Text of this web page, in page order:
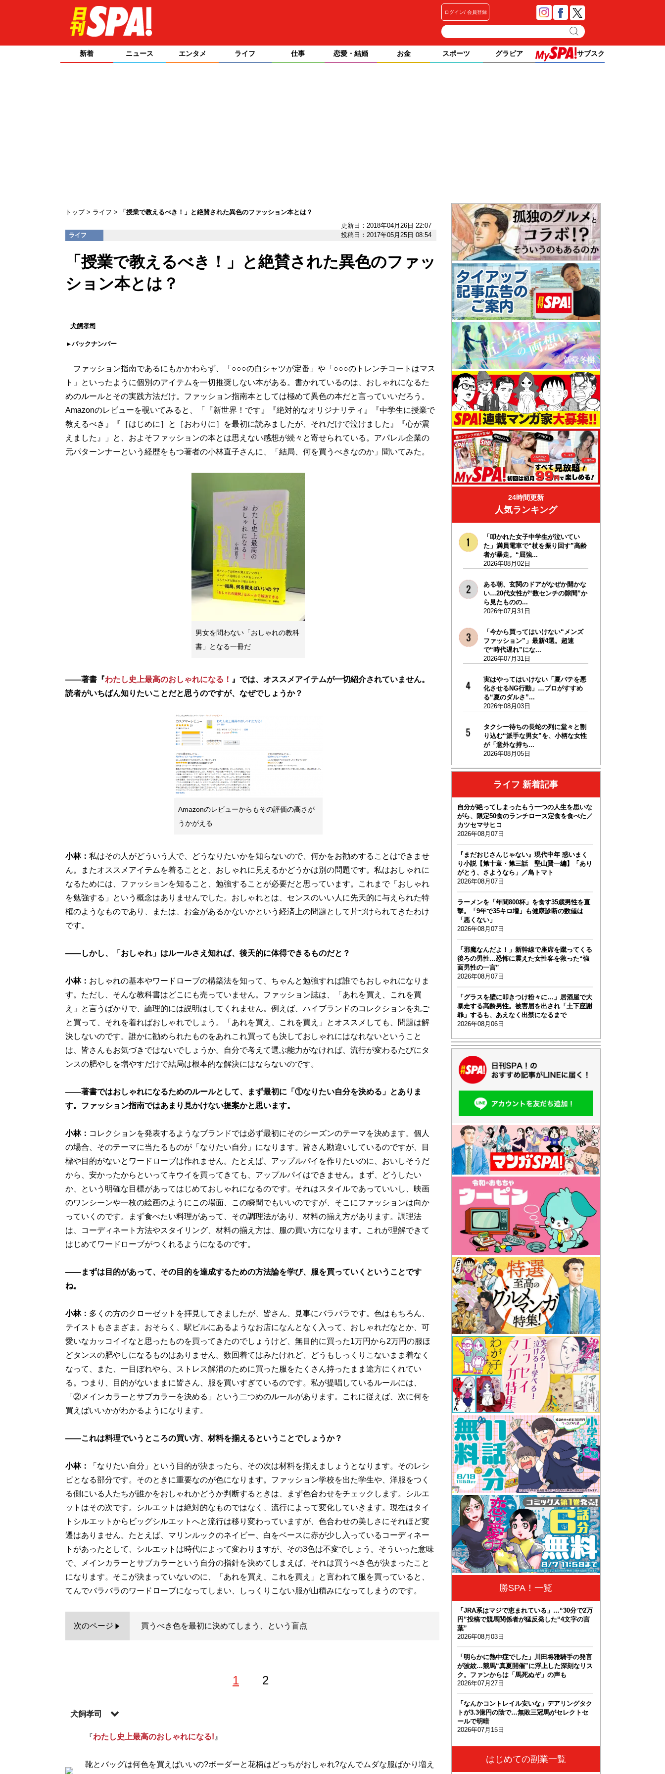
ログイン 会員登録
新着 ニュース エンタメ ライフ 仕事 恋愛・結婚 お金 スポーツ グラビア サブスク
トップ ライフ
「授業で教えるべき！」と絶賛された異色のファッション本とは？
更新日：2018年04月26日 22:07
ライフ 投稿日：2017年05月25日 08:54
「授業で教えるべき！」と絶賛された異色のファッ
ション本とは？
犬飼孝司
バックナンバー
ファッション指南であるにもかかわらず、「○○○の白シャツが定番」や「○○○のトレンチコートはマス
ト」といったように個別のアイテムを一切推奨しない本がある。書かれているのは、おしゃれになるた
めのルールとその実践方法だけ。ファッション指南本としては極めて異色の本だと言っていいだろう。
Amazonのレビューを覗いてみると、「『新世界！です』『絶対的なオリジナリティ』『中学生に授業で
教えるべき』『［はじめに］と［おわりに］を最初に読みましたが、それだけで泣けました』『心が震
えました』」と、およそファッションの本とは思えない感想が続々と寄せられている。アパレル企業の
元パターンナーという経歴をもつ著者の小林直子さんに、「結局、何を買うべきなのか」聞いてみた。
男女を問わない「おしゃれの教科
書」となる一冊だ
――著書『わたし史上最高のおしゃれになる！ 』では、オススメアイテムが一切紹介されていません。
読者がいちばん知りたいことだと思うのですが、なぜでしょうか？
Amazonのレビューからもその評価の高さが
うかがえる
小林： 私はその人がどういう人で、どうなりたいかを知らないので、何かをお勧めすることはできませ
ん。またオススメアイテムを着ることと、おしゃれに見えるかどうかは別の問題です。私はおしゃれに
なるためには、ファッションを知ること、勉強することが必要だと思っています。これまで「おしゃれ
を勉強する」という概念はありませんでした。おしゃれとは、センスのいい人に先天的に与えられた特
権のようなものであり、または、お金があるかないかという経済上の問題として片づけられてきたわけ
です。
――しかし、「おしゃれ」はルールさえ知れば、後天的に体得できるものだと？
小林： おしゃれの基本やワードローブの構築法を知って、ちゃんと勉強すれば誰でもおしゃれになりま
す。ただし、そんな教科書はどこにも売っていません。ファッション誌は、「あれを買え、これを買
え」と言うばかりで、論理的には説明はしてくれません。例えば、ハイブランドのコレクションを丸ご
と買って、それを着ればおしゃれでしょう。「あれを買え、これを買え」とオススメしても、問題は解
決しないのです。誰かに勧められたものをあれこれ買っても決しておしゃれにはなれないということ
は、皆さんもお気づきではないでしょうか。自分で考えて選ぶ能力がなければ、流行が変わるたびにタ
ンスの肥やしを増やすだけで結局は根本的な解決にはならないのです。
――著書ではおしゃれになるためのルールとして、まず最初に「①なりたい自分を決める」とありま
す。ファッション指南ではあまり見かけない提案かと思います。
小林： コレクションを発表するようなブランドでは必ず最初にそのシーズンのテーマを決めます。個人
の場合、そのテーマに当たるものが「なりたい自分」になります。皆さん勘違いしているのですが、目
標や目的がないとワードローブは作れません。たとえば、アップルパイを作りたいのに、おいしそうだ
から、安かったからといってキウイを買ってきても、アップルパイはできません。まず、どうしたい
か、という明確な目標があってはじめておしゃれになるのです。それはスタイルであっていいし、映画
のワンシーンや一枚の絵画のようにこの場面、この瞬間でもいいのですが、そこにファッションは向か
っていくのです。まず食べたい料理があって、その調理法があり、材料の揃え方があります。調理法
は、コーディネート方法やスタイリング、材料の揃え方は、服の買い方になります。これが理解できて
はじめてワードローブがつくれるようになるのです。
――まずは目的があって、その目的を達成するための方法論を学び、服を買っていくということです
ね。
小林： 多くの方のクローゼットを拝見してきましたが、皆さん、見事にバラバラです。色はもちろん、
テイストもさまざま。おそらく、駅ビルにあるようなお店になんとなく入って、おしゃれだなとか、可
愛いなカッコイイなと思ったものを買ってきたのでしょうけど、無目的に買った1万円から2万円の服ほ
どタンスの肥やしになるものはありません。数回着てはみたけれど、どうもしっくりこないまま着なく
なって、また、一目ぼれやら、ストレス解消のために買った服をたくさん持ったまま途方にくれてい
る。つまり、目的がないままに皆さん、服を買いすぎているのです。私が提唱しているルールには、
「②メインカラーとサブカラーを決める」という二つめのルールがあります。これに従えば、次に何を
買えばいいかがわかるようになります。
――これは料理でいうところの買い方、材料を揃えるということでしょうか？
小林：
「なりたい自分」という目的が決まったら、その次は材料を揃えましょうとなります。そのレシ
ピとなる部分です。そのときに重要なのが色になります。ファッション学校を出た学生や、洋服をつく
る側にいる人たちが誰かをおしゃれかどうか判断するときは、まず色合わせをチェックします。シルエ
ットはその次です。シルエットは絶対的なものではなく、流行によって変化していきます。現在はタイ
トシルエットからビッグシルエットへと流行は移り変わっていますが、色合わせの美しさにそれほど変
遷はありません。たとえば、マリンルックのネイビー、白をベースに赤が少し入っているコーディネー
トがあったとして、シルエットは時代によって変わりますが、その3色は不変でしょう。そういった意味
で、メインカラーとサブカラーという自分の指針を決めてしまえば、それは買うべき色が決まったこと
になります。そこが決まっていないのに、「あれを買え、これを買え」と言われて服を買っていると、
てんでバラバラのワードローブになってしまい、しっくりこない服が山積みになってしまうのです。
次のページ 買うべき色を最初に決めてしまう、という盲点
1 2
犬飼孝司
『わたし史上最高のおしゃれになる! 』
靴とバッグは何色を買えばいいの?ボーダーと花柄はどっちがおしゃれ?なんでムダな服ばかり増え
24時間更新
人気ランキング
「叩かれた女子中学生が泣いてい
た」満員電車で“杖を振り回す”高齢
者が暴走。“屈強...
2026年08月02日
ある朝、玄関のドアがなぜか開かな
い…20代女性が“数センチの隙間”か
ら見たものの...
2026年07月31日
「今から買ってはいけない“メンズ
ファッション”」最新4選。超速
で“時代遅れ”にな...
2026年07月31日
実はやってはいけない「夏バテを悪
化させるNG行動」…プロがすすめ
る“夏のダルさ”...
2026年08月03日
タクシー待ちの長蛇の列に堂々と割
り込む“派手な男女”を、小柄な女性
が「意外な持ち...
2026年08月05日
ライフ 新着記事
自分が絶ってしまったもう一つの人生を思いな
がら、限定50食のランチロース定食を食べた／
カツセマサヒコ
2026年08月07日
『まだおじさんじゃない』現代中年 惑いまく
り小説【第十章・第三話 堅山賢一編】「あり
がとう、さようなら」／鳥トマト
2026年08月07日
ラーメンを「年間800杯」を食す35歳男性を直
撃。「9年で35キロ増」も健康診断の数値は
「悪くない」
2026年08月07日
「邪魔なんだよ！」新幹線で座席を蹴ってくる
後ろの男性…恐怖に震えた女性客を救った“強
面男性の一言”
2026年08月07日
「グラスを壁に叩きつけ粉々に…」居酒屋で大
暴走する高齢男性。被害届を出され「土下座謝
罪」するも、あえなく出禁になるまで
2026年08月06日
勝SPA！一覧
「JRA系はマジで恵まれている」…“30分で2万
円”投稿で競馬関係者が猛反発した“4文字の言
葉”
2026年08月03日
「明らかに熱中症でした」川田将雅騎手の発言
が波紋…競馬“真夏開催”に浮上した深刻なリス
ク。ファンからは「馬死ぬぞ」の声も
2026年07月27日
「なんかコントレイル安いな」デアリングタク
トが3.3億円の陰で…無敗三冠馬がセレクトセ
ールで明暗
2026年07月15日
はじめての副業一覧